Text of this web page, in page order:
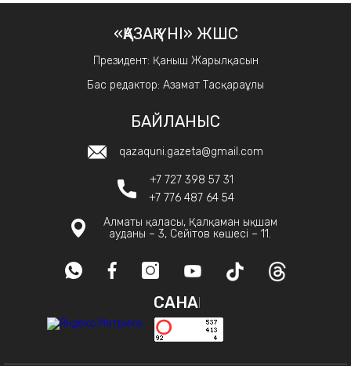
«ҚАЗАҚ ҮНІ» ЖШС
Президент: Қаныш Жарылқасын
Бас редактор: Азамат Тасқараұлы
БАЙЛАНЫС
qazaquni.gazeta@gmail.com
+7 727 398 57 31
+7 776 487 64 54
Алматы қаласы, Қалқаман ықшам
ауданы – 3, Сейітов көшесі – 11.
САНАҚ